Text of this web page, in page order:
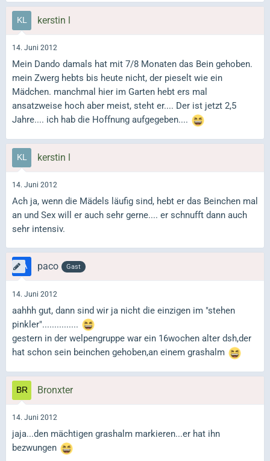
kerstin l
14. Juni 2012
Mein Dando damals hat mit 7/8 Monaten das Bein gehoben.
mein Zwerg hebts bis heute nicht, der pieselt wie ein
Mädchen. manchmal hier im Garten hebt ers mal
ansatzweise hoch aber meist, steht er.... Der ist jetzt 2,5
Jahre.... ich hab die Hoffnung aufgegeben....
kerstin l
14. Juni 2012
Ach ja, wenn die Mädels läufig sind, hebt er das Beinchen mal
an und Sex will er auch sehr gerne.... er schnufft dann auch
sehr intensiv.
paco Gast
14. Juni 2012
aahhh gut, dann sind wir ja nicht die einzigen im "stehen
pinkler"...............
gestern in der welpengruppe war ein 16wochen alter dsh,der
hat schon sein beinchen gehoben,an einem grashalm
Bronxter
14. Juni 2012
jaja...den mächtigen grashalm markieren...er hat ihn
bezwungen